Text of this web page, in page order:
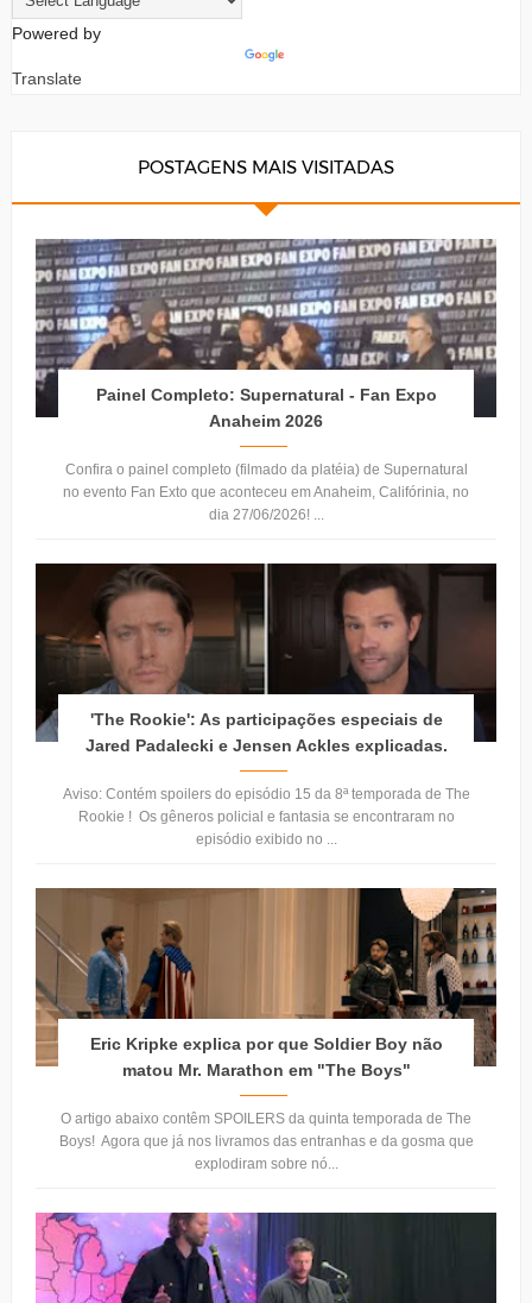
Powered by
Translate
POSTAGENS MAIS VISITADAS
Painel Completo: Supernatural - Fan Expo
Anaheim 2026
Confira o painel completo (filmado da platéia) de Supernatural
no evento Fan Exto que aconteceu em Anaheim, Califórinia, no
dia 27/06/2026! ...
'The Rookie': As participações especiais de
Jared Padalecki e Jensen Ackles explicadas.
Aviso: Contém spoilers do episódio 15 da 8ª temporada de The
Rookie ! Os gêneros policial e fantasia se encontraram no
episódio exibido no ...
Eric Kripke explica por que Soldier Boy não
matou Mr. Marathon em "The Boys"
O artigo abaixo contêm SPOILERS da quinta temporada de The
Boys! Agora que já nos livramos das entranhas e da gosma que
explodiram sobre nó...